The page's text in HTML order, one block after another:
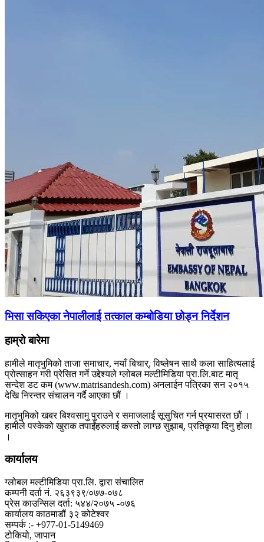
भिसा सकिएका नेपालीलाई तत्काल कम्बोडिया छोड्न निर्देशन
हाम्रो बारेमा
हामीले मातृभुमिको ताजा समाचार, नयाँ बिचार्, विष्लेषन साथै कला साहित्यलाई
प्रोत्साहन गरी प्रेसित गर्ने उद्देश्यले ग्लोबल मल्टीमिडिया प्रा.लि.बाट मातृ
सन्देश डट कम (www.matrisandesh.com) अनलाईन पत्रिका सन २०१५
देखि निरन्तर संचालन गर्दै आएका छौं ।
मातृभुमिको खबर बिश्वसामु पुराउने र समाजलाई सूसुचित गर्न प्रयासरत छौं ।
हामीले पस्केको खुराक तपाईंहरुलाई कस्तो लाग्छ सुझाब्, प्रतिकृया दिनु होला
।
कार्यालय
ग्लोबल मल्टीमिडिया प्रा.लि. द्वारा संचालित
कम्पनी दर्ता नं. २६३९३९/०७७-०७८
प्रेस काउन्सिल दर्ता: ५४४/२०७५ -०७६
कार्यालय काठमाडौं ३२ कोटेश्वर
सम्पर्क :- +977-01-5149469
टोकियो, जापान